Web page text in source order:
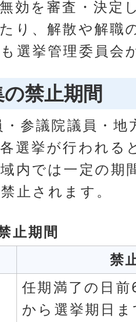
効を審査・決定
り、解散や解職
選挙管理委員会
禁止期間
・参議院議員・地
選挙が行われる
内では一定の期
止されます。
止期間
禁
任期満了の日
から選挙期日